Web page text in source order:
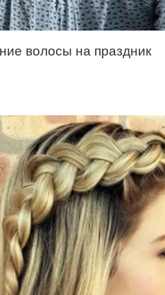
волосы на праздник